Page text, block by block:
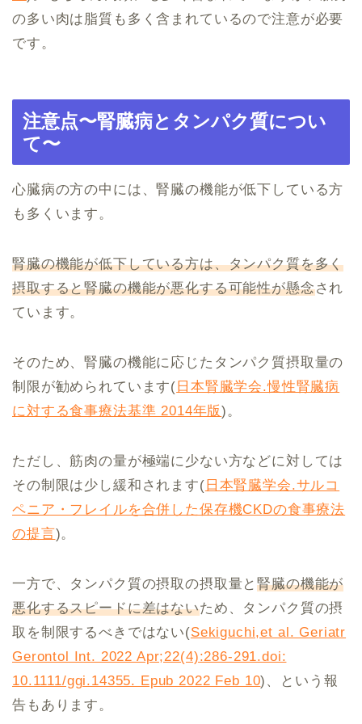
の多い肉は脂質も多く含まれているので注意が必要
です。
注意点〜腎臓病とタンパク質につい
て〜
心臓病の方の中には、腎臓の機能が低下している方
も多くいます。
腎臓の機能が低下している方は、タンパク質を多く
摂取すると腎臓の機能が悪化する可能性が懸念され
ています。
そのため、腎臓の機能に応じたタンパク質摂取量の
制限が勧められています( 日本腎臓学会.慢性腎臓病
に対する食事療法基準 2014年版)。
ただし、筋肉の量が極端に少ない方などに対しては
その制限は少し緩和されます( 日本腎臓学会.サルコ
ペニア・フレイルを合併した保存機CKDの食事療法
の提言)。
一方で、タンパク質の摂取の摂取量と腎臓の機能が
悪化するスピードに差はないため、タンパク質の摂
取を制限するべきではない(Sekiguchi,et al. Geriatr
Gerontol Int. 2022 Apr;22(4):286-291.doi:
10.1111/ggi.14355. Epub 2022 Feb 10)、という報
告もあります。